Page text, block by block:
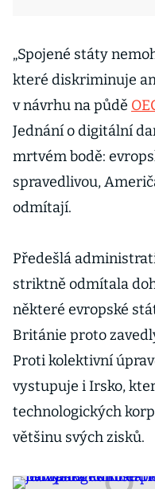
„Spojené státy
které diskriminuje
v návrhu na půdě
Jednání o digitální
mrtvém bodě:
spravedlivou,
odmítají.
Předešlá
striktně odmítala
některé evropské
Británie proto
Proti kolektivní
vystupuje i Irsko,
technologických
většinu svých zisků.